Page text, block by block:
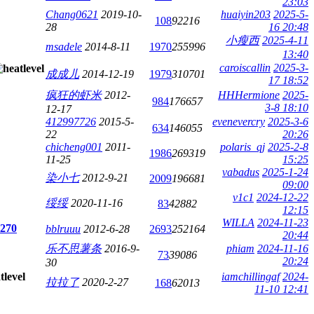
Chang0621 2019-10-
28
10892216
huaiyin203 2025-5-
16 20:48
msadele 2014-8-11 1970255996
小瘦西 2025-4-11
13:40
成成儿 2014-12-19 1979310701
caroiscallin 2025-3-
17 18:52
疯狂的虾米 2012-
12-17
984176657
HHHermione 2025-
3-8 18:10
412997726 2015-5-
22
634146055
evenevercry 2025-3-6
20:26
chicheng001 2011-
11-25
1986269319
polaris_qj 2025-2-8
15:25
染小七 2012-9-21 2009196681
vabadus 2025-1-24
09:00
绥绥 2020-11-16 8342882
v1c1 2024-12-22
12:15
270
bblruuu 2012-6-28 2693252164
WILLA 2024-11-23
20:44
乐不思薯条 2016-9-
30
7339086
phiam 2024-11-16
20:24
拉拉了 2020-2-27 16862013
iamchillingaf 2024-
11-10 12:41